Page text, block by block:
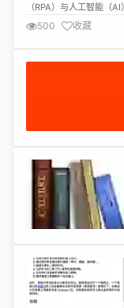
（RPA）与人工智能（
IDC研究显示，中国
币，同比增长15.9%，
证了技术革新对产业的
500 收藏